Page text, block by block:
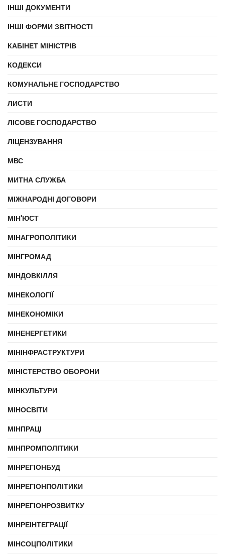
ІНШІ ДОКУМЕНТИ
ІНШІ ФОРМИ ЗВІТНОСТІ
КАБІНЕТ МІНІСТРІВ
КОДЕКСИ
КОМУНАЛЬНЕ ГОСПОДАРСТВО
ЛИСТИ
ЛІСОВЕ ГОСПОДАРСТВО
ЛІЦЕНЗУВАННЯ
МВС
МИТНА СЛУЖБА
МІЖНАРОДНІ ДОГОВОРИ
МІН'ЮСТ
МІНАГРОПОЛІТИКИ
МІНГРОМАД
МІНДОВКІЛЛЯ
МІНЕКОЛОГІЇ
МІНЕКОНОМІКИ
МІНЕНЕРГЕТИКИ
МІНІНФРАСТРУКТУРИ
МІНІСТЕРСТВО ОБОРОНИ
МІНКУЛЬТУРИ
МІНОСВІТИ
МІНПРАЦІ
МІНПРОМПОЛІТИКИ
МІНРЕГІОНБУД
МІНРЕГІОНПОЛІТИКИ
МІНРЕГІОНРОЗВИТКУ
МІНРЕІНТЕГРАЦІЇ
МІНСОЦПОЛІТИКИ